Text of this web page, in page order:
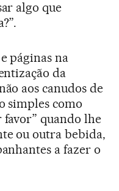
algo que
páginas na
da
aos canudos de
simples como
quando lhe
ou outra bebida,
a fazer o